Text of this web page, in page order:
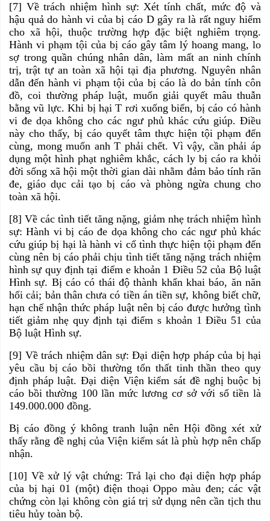
[7] Về trách nhiệm hình sự: Xét tính chất, mức độ và
hậu quả do hành vi của bị cáo D gây ra là rất nguy hiểm
cho xã hội, thuộc trường hợp đặc biệt nghiêm trọng.
Hành vi phạm tội của bị cáo gây tâm lý hoang mang, lo
sợ trong quần chúng nhân dân, làm mất an ninh chính
trị, trật tự an toàn xã hội tại địa phương. Nguyên nhân
dẫn đến hành vi phạm tội của bị cáo là do bản tính côn
đồ, coi thường pháp luật, muốn giải quyết mâu thuẫn
bằng vũ lực. Khi bị hại T rơi xuống biển, bị cáo có hành
vi đe dọa không cho các ngư phủ khác cứu giúp. Điều
này cho thấy, bị cáo quyết tâm thực hiện tội phạm đến
cùng, mong muốn anh T phải chết. Vì vậy, cần phải áp
dụng một hình phạt nghiêm khắc, cách ly bị cáo ra khỏi
đời sống xã hội một thời gian dài nhằm đảm bảo tính răn
đe, giáo dục cải tạo bị cáo và phòng ngừa chung cho
toàn xã hội.
[8] Về các tình tiết tăng nặng, giảm nhẹ trách nhiệm hình
sự: Hành vi bị cáo đe dọa không cho các ngư phủ khác
cứu giúp bị hại là hành vi cố tình thực hiện tội phạm đến
cùng nên bị cáo phải chịu tình tiết tăng nặng trách nhiệm
hình sự quy định tại điểm e khoản 1 Điều 52 của Bộ luật
Hình sự. Bị cáo có thái độ thành khẩn khai báo, ăn năn
hối cải; bản thân chưa có tiền án tiền sự, không biết chữ,
hạn chế nhận thức pháp luật nên bị cáo được hưởng tình
tiết giảm nhẹ quy định tại điểm s khoản 1 Điều 51 của
Bộ luật Hình sự.
[9] Về trách nhiệm dân sự: Đại diện hợp pháp của bị hại
yêu cầu bị cáo bồi thường tổn thất tinh thần theo quy
định pháp luật. Đại diện Viện kiểm sát đề nghị buộc bị
cáo bồi thường 100 lần mức lương cơ sở với số tiền là
149.000.000 đồng.
Bị cáo đồng ý không tranh luận nên Hội đồng xét xử
thấy rằng đề nghị của Viện kiểm sát là phù hợp nên chấp
nhận.
[10] Về xử lý vật chứng: Trả lại cho đại diện hợp pháp
của bị hại 01 (một) điện thoại Oppo màu đen; các vật
chứng còn lại không còn giá trị sử dụng nên cần tịch thu
tiêu hủy toàn bộ.